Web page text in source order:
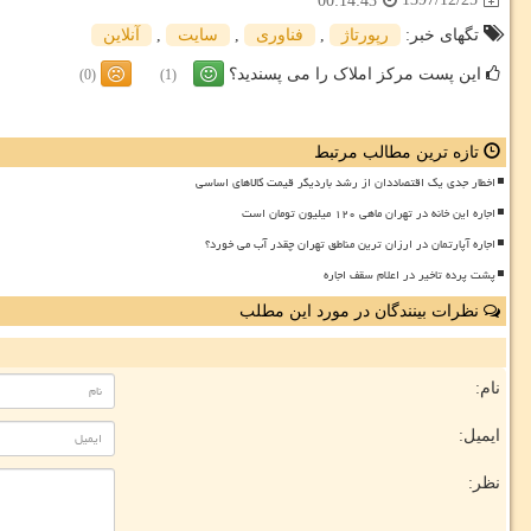
تگهای خبر:
رپورتاژ , فناوری , سایت , آنلاین
این پست مرکز املاک را می پسندید؟ (1)
(0)
تازه ترین مطالب مرتبط
اخطار جدی یک اقتصاددان از رشد باردیگر قیمت کالاهای اساسی
اجاره این خانه در تهران ماهی ۱۲۰ میلیون تومان است
اجاره آپارتمان در ارزان ترین مناطق تهران چقدر آب می خورد؟
پشت پرده تاخیر در اعلام سقف اجاره
نظرات بینندگان در مورد این مطلب
نام:
ایمیل:
نظر: